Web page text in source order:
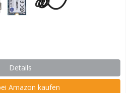
Details
Amazon kaufen